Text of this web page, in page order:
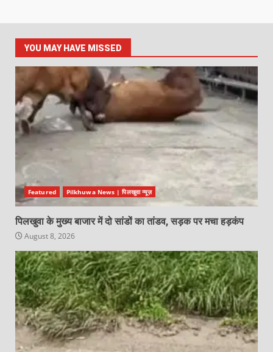
YOU MAY HAVE MISSED
Featured Pilkhuwa News | पिलखुवा न्यूज़
पिलखुवा के मुख्य बाजार में दो सांडों का तांडव, सड़क पर मचा हड़कंप
August 8, 2026